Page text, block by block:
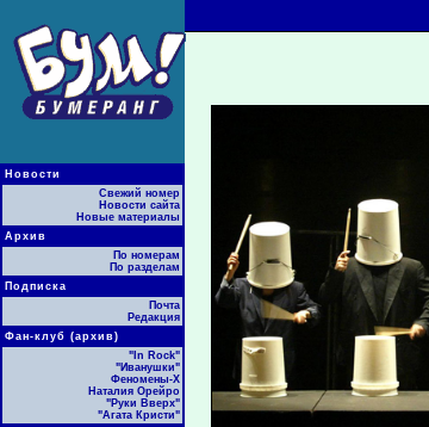
Новости
Свежий номер
Новости сайта
Новые материалы
Архив
По номерам
По разделам
Подписка
Почта
Редакция
Фан-клуб (архив)
"In Rock"
"Иванушки"
Феномены-Х
Наталия Орейро
"Руки Вверх"
"Агата Кристи"